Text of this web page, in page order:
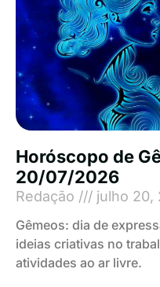
Horóscopo de
20/07/2026
Redação julho 20,
Gêmeos: dia de
ideias criativas no
atividades ao ar livre.